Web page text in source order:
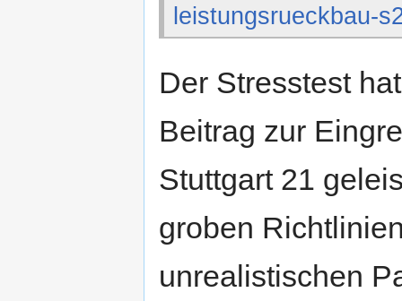
leistungsrueckbau-
Der Stresstest
Beitrag zur
Stuttgart 21
groben
unrealistischen